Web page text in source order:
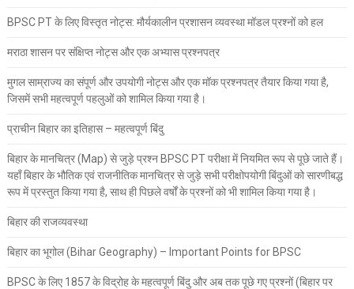
BPSC PT के लिए विस्तृत नोट्स: मौर्यकालीन प्रशासन व्यवस्था मॉडल प्रश्नों को हल
मराठा शासन पर संक्षिप्त नोट्स और एक अभ्यास प्रश्नपत्र
मुगल साम्राज्य का संपूर्ण और उपयोगी नोट्स और एक मॉक प्रश्नपत्र तैयार किया गया है,
जिसमें सभी महत्वपूर्ण पहलुओं को शामिल किया गया है।
प्राचीन बिहार का इतिहास – महत्वपूर्ण बिंदु
बिहार के मानचित्र (Map) से जुड़े प्रश्न BPSC PT परीक्षा में नियमित रूप से पूछे जाते हैं।
यहाँ बिहार के भौतिक एवं राजनीतिक मानचित्र से जुड़े सभी परीक्षोपयोगी बिंदुओं को सारणीबद्ध
रूप में प्रस्तुत किया गया है, साथ ही पिछले वर्षों के प्रश्नों को भी शामिल किया गया है।
बिहार की राजव्यवस्था
बिहार का भूगोल (Bihar Geography) – Important Points for BPSC
BPSC के लिए 1857 के विद्रोह के महत्वपूर्ण बिंदु और अब तक पूछे गए प्रश्नों (बिहार पर